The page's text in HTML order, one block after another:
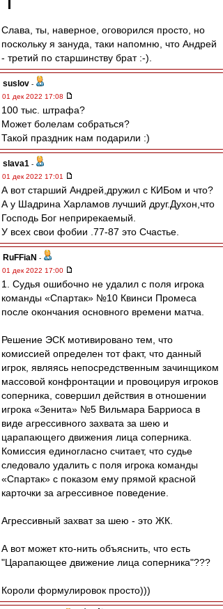
Слава, ты, наверное, оговорился просто, но
поскольку я зануда, таки напомню, что Андрей
- третий по старшинству брат :-).
suslov -
01 дек 2022 17:08
100 тыс. штрафа?
Может болелам собраться?
Такой праздник нам подарили :)
slava1 -
01 дек 2022 17:01
А вот старший Андрей,дружил с КИБом и что?
А у Шадрина Харламов лучший друг.Духон,что
Господь Бог неприрекаемый.
У всех свои фобии .77-87 это Счастье.
RuFFiaN -
01 дек 2022 17:00
1. Судья ошибочно не удалил с поля игрока
команды «Спартак» №10 Квинси Промеса
после окончания основного времени матча.
Решение ЭСК мотивировано тем, что
комиссией определен тот факт, что данный
игрок, являясь непосредственным зачинщиком
массовой конфронтации и провоцируя игроков
соперника, совершил действия в отношении
игрока «Зенита» №5 Вильмара Барриоса в
виде агрессивного захвата за шею и
царапающего движения лица соперника.
Комиссия единогласно считает, что судье
следовало удалить с поля игрока команды
«Спартак» с показом ему прямой красной
карточки за агрессивное поведение.
Агрессивный захват за шею - это ЖК.
А вот может кто-нить объяснить, что есть
"Царапающее движение лица соперника"???
Короли формулировок просто)))